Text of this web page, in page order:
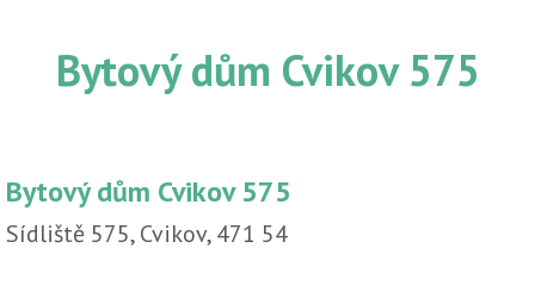
Bytový dům Cvikov 575
Bytový dům Cvikov 575
Sídliště 575, Cvikov, 471 54